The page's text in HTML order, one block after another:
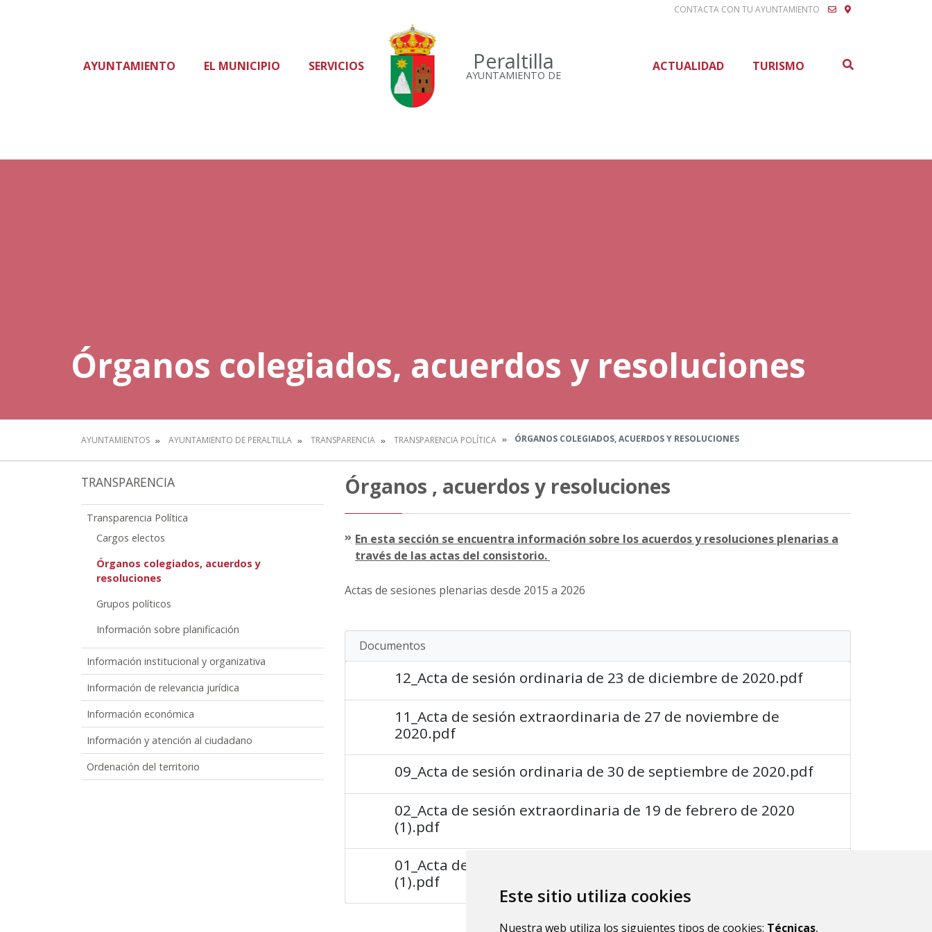
Este sitio utiliza cookies
Nuestra web utiliza los siguientes tipos de cookies: Técnicas,
CONTACTA CON TU AYUNTAMIENTO
Peraltilla
AYUNTAMIENTO DE
AYUNTAMIENTO EL MUNICIPIO SERVICIOS ACTUALIDAD TURISMO
Órganos colegiados, acuerdos y resoluciones
AYUNTAMIENTOS AYUNTAMIENTO DE PERALTILLA TRANSPARENCIA TRANSPARENCIA POLÍTICA ÓRGANOS COLEGIADOS, ACUERDOS Y RESOLUCIONES
TRANSPARENCIA
Transparencia Política
Cargos electos
Órganos colegiados, acuerdos y
resoluciones
Grupos políticos
Información sobre planificación
Información institucional y organizativa
Información de relevancia jurídica
Información económica
Información y atención al ciudadano
Ordenación del territorio
Órganos , acuerdos y resoluciones
En esta sección se encuentra información sobre los acuerdos y resoluciones plenarias a
través de las actas del consistorio.
Actas de sesiones plenarias desde 2015 a 2026
Documentos
12_Acta de sesión ordinaria de 23 de diciembre de 2020.pdf
11_Acta de sesión extraordinaria de 27 de noviembre de
2020.pdf
09_Acta de sesión ordinaria de 30 de septiembre de 2020.pdf
02_Acta de sesión extraordinaria de 19 de febrero de 2020
(1).pdf
01_Acta de sesión extraordinaria de 13 de enero de 2020
(1).pdf